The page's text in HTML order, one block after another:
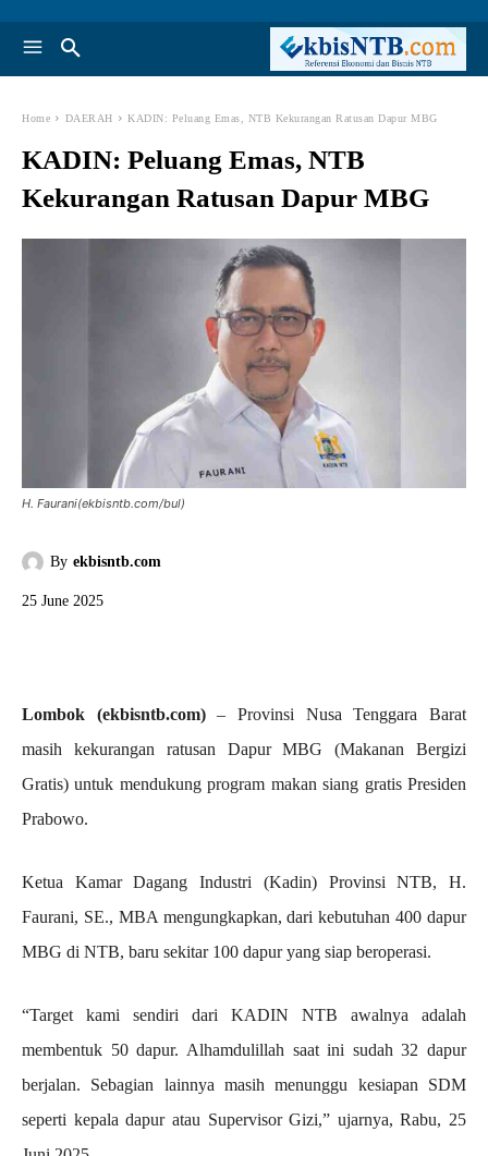
Home DAERAH KADIN: Peluang Emas, NTB Kekurangan Ratusan Dapur MBG
KADIN: Peluang Emas, NTB
Kekurangan Ratusan Dapur MBG
H. Faurani(ekbisntb.com/bul)
By ekbisntb.com
25 June 2025
Lombok (ekbisntb.com)– Provinsi Nusa Tenggara Barat
masih kekurangan ratusan Dapur MBG (Makanan Bergizi
Gratis) untuk mendukung program makan siang gratis Presiden
Prabowo.
Ketua Kamar Dagang Industri (Kadin) Provinsi NTB, H.
Faurani, SE., MBA mengungkapkan, dari kebutuhan 400 dapur
MBG di NTB, baru sekitar 100 dapur yang siap beroperasi.
“Target kami sendiri dari KADIN NTB awalnya adalah
membentuk 50 dapur. Alhamdulillah saat ini sudah 32 dapur
berjalan. Sebagian lainnya masih menunggu kesiapan SDM
seperti kepala dapur atau Supervisor Gizi,” ujarnya, Rabu, 25